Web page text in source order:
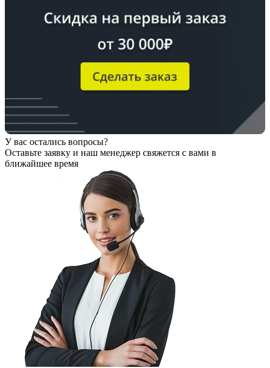
У вас остались вопросы?
Оставьте заявку и наш менеджер свяжется с вами в
ближайшее время